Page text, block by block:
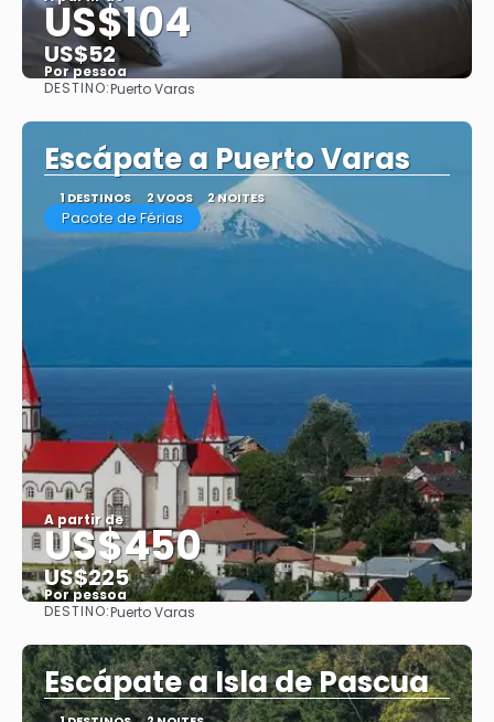
US$104
US$52
Por pessoa
DESTINO:Puerto Varas
Escápate a Puerto Varas
1 DESTINOS 2 VOOS 2 NOITES
Pacote de Férias
A partir de
US$450
US$225
Por pessoa
DESTINO:Puerto Varas
Escápate a Isla de Pascua